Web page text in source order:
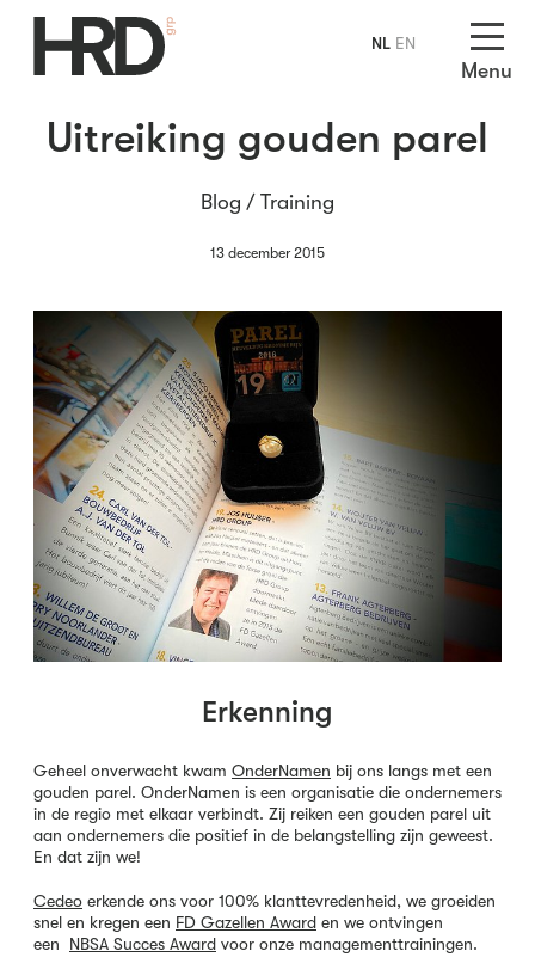
Menu
Uitreiking gouden parel
Blog / Training
13 december 2015
Erkenning
Geheel onverwacht kwam OnderNamen bij ons langs met een
gouden parel. OnderNamen is een organisatie die ondernemers
in de regio met elkaar verbindt. Zij reiken een gouden parel uit
aan ondernemers die positief in de belangstelling zijn geweest.
En dat zijn we!
Cedeo erkende ons voor 100% klanttevredenheid, we groeiden
snel en kregen een FD Gazellen Award en we ontvingen
een NBSA Succes Award voor onze managementtrainingen.
NL EN